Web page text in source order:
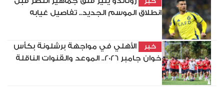
انطلاق الموسم الجديد.. تفاصيل غيابه
خبر
الأهلي في مواجهة برشلونة بكأس
خوان جامبر 2026.. الموعد والقنوات الناقلة